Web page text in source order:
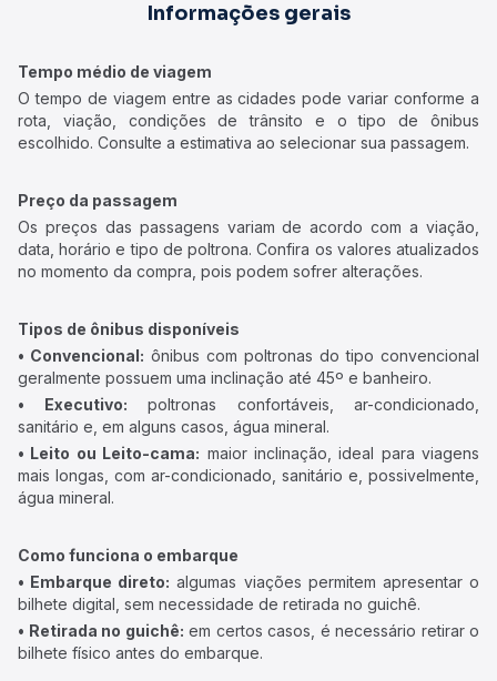
Informações gerais
Tempo médio de viagem
O tempo de viagem entre as cidades pode variar conforme a
rota, viação, condições de trânsito e o tipo de ônibus
escolhido. Consulte a estimativa ao selecionar sua passagem.
Preço da passagem
Os preços das passagens variam de acordo com a viação,
data, horário e tipo de poltrona. Confira os valores atualizados
no momento da compra, pois podem sofrer alterações.
Tipos de ônibus disponíveis
• Convencional: ônibus com poltronas do tipo convencional
geralmente possuem uma inclinação até 45º e banheiro.
• Executivo: poltronas confortáveis, ar-condicionado,
sanitário e, em alguns casos, água mineral.
• Leito ou Leito-cama: maior inclinação, ideal para viagens
mais longas, com ar-condicionado, sanitário e, possivelmente,
água mineral.
Como funciona o embarque
• Embarque direto: algumas viações permitem apresentar o
bilhete digital, sem necessidade de retirada no guichê.
• Retirada no guichê: em certos casos, é necessário retirar o
bilhete físico antes do embarque.